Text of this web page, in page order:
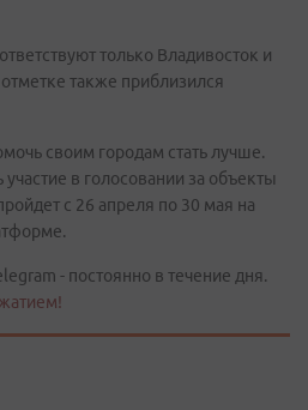
только Владивосток и
также приблизился
своим городам стать лучше.
участие в голосовании за объекты
с 26 апреля по 30 мая на
- постоянно в течение дня.